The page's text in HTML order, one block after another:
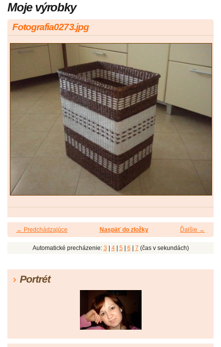
Moje výrobky
Fotografia0273.jpg
← Predchádzajúce Ďalšie →
Naspäť do zložky
Automatické precházenie: 3 4| 5| 6 7 (čas v sekundách)
Portrét